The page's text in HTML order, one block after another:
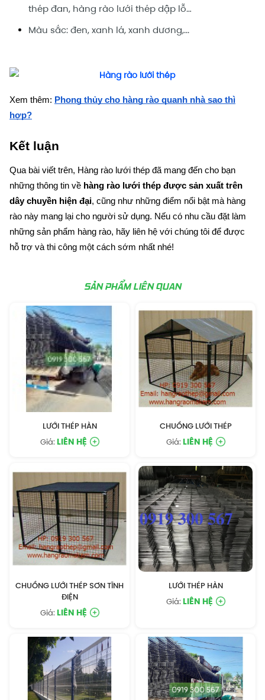
thép đan, hàng rào lưới thép dập lỗ…
Màu sắc: đen, xanh lá, xanh dương,...
Xem thêm: Phong thủy cho hàng rào quanh nhà sao thì
hợp?
Kết luận
Qua bài viết trên, Hàng rào lưới thép đã mang đến cho bạn
những thông tin về hàng rào lưới thép được sản xuất trên
dây chuyền hiện đại, cũng như những điểm nổi bật mà hàng
rào này mang lại cho người sử dụng. Nếu có nhu cầu đặt làm
những sản phẩm hàng rào, hãy liên hệ với chúng tôi để được
hỗ trợ và thi công một cách sớm nhất nhé!
SẢN PHẨM LIÊN QUAN
LƯỚI THÉP HÀN
Giá: LIÊN HỆ
CHUỒNG LƯỚI THÉP
Giá: LIÊN HỆ
CHUỒNG LƯỚI THÉP SƠN TĨNH
ĐIỆN
Giá: LIÊN HỆ
LƯỚI THÉP HÀN
Giá: LIÊN HỆ